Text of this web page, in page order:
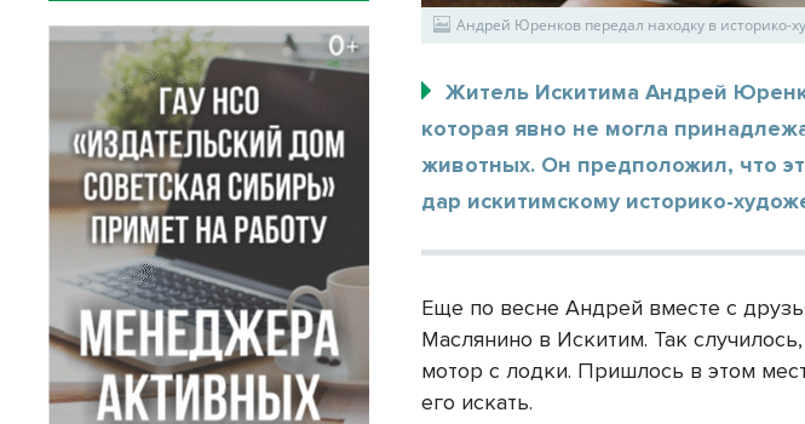
Андрей Юренков передал находку в историко-
Житель Искитима Андрей
которая явно не могла
животных. Он предположил, что
дар искитимскому историко-
Еще по весне Андрей вместе с
Маслянино в Искитим. Так
мотор с лодки. Пришлось в этом
его искать.